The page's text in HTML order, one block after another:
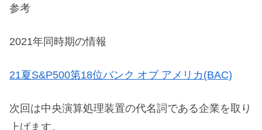
参考
2021年同時期の情報
21夏S&P500第18位バンク オブ アメリカ(BAC)
次回は中央演算処理装置の代名詞である企業を取り
上げます。